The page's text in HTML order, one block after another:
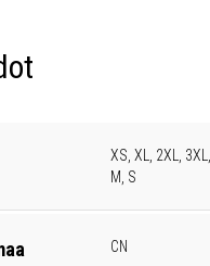
XS, XL, 2XL, 3XL,
M, S
CN